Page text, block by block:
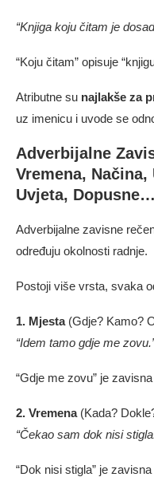
“Knjiga koju čitam je
“Koju čitam” opisuje
Atributne su najlakše za
uz imenicu i uvode se
Adverbijalne
Vremena,
Uvjeta, Dopusne…
Adverbijalne zavisne
određuju okolnosti radnje.
Postoji više vrsta, svaka
1. Mjesta(Gdje? Kamo?
“Idem tamo gdje me
“Gdje me zovu” je
2. Vremena(Kada?
“Čekao sam dok nisi
“Dok nisi stigla” je